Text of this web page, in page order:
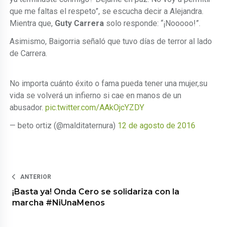
que me faltas el respeto”, se escucha decir a Alejandra.
Mientra que, Guty Carrera solo responde: “¡Nooooo!”.
Asimismo, Baigorria señaló que tuvo días de terror al lado
de Carrera.
No importa cuánto éxito o fama pueda tener una mujer,su
vida se volverá un infierno si cae en manos de un
abusador.pic.twitter.com/AAkOjcYZDY
— beto ortiz (@malditaternura) 12 de agosto de 2016
ANTERIOR
¡Basta ya! Onda Cero se solidariza con la
marcha #NiUnaMenos